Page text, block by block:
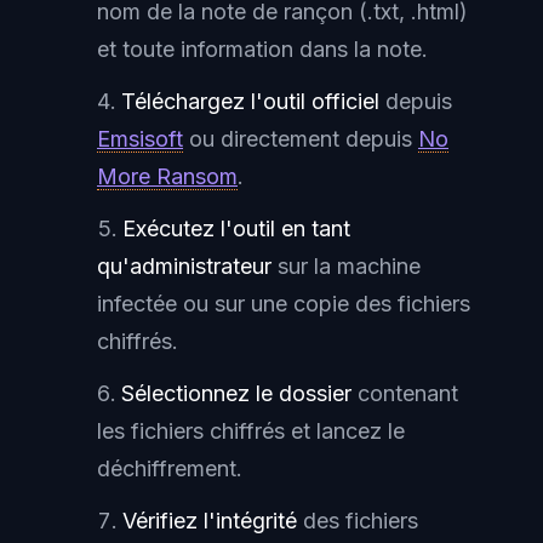
nom de la note de rançon (.txt, .html)
et toute information dans la note.
Téléchargez l'outil officiel depuis
Emsisoft ou directement depuis No
More Ransom.
Exécutez l'outil en tant
qu'administrateur sur la machine
infectée ou sur une copie des fichiers
chiffrés.
Sélectionnez le dossier contenant
les fichiers chiffrés et lancez le
déchiffrement.
Vérifiez l'intégrité des fichiers